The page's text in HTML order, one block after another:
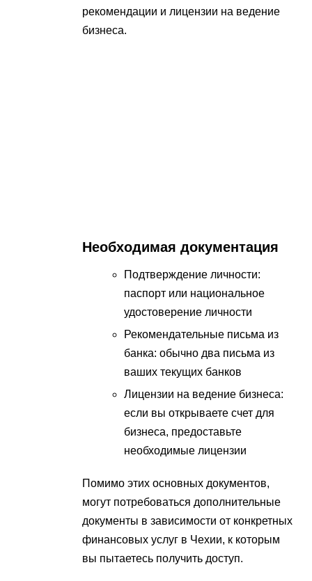
рекомендации и лицензии на ведение
бизнеса.
Необходимая документация
Подтверждение личности:
паспорт или национальное
удостоверение личности
Рекомендательные письма из
банка: обычно два письма из
ваших текущих банков
Лицензии на ведение бизнеса:
если вы открываете счет для
бизнеса, предоставьте
необходимые лицензии
Помимо этих основных документов,
могут потребоваться дополнительные
документы в зависимости от конкретных
финансовых услуг в Чехии, к которым
вы пытаетесь получить доступ.